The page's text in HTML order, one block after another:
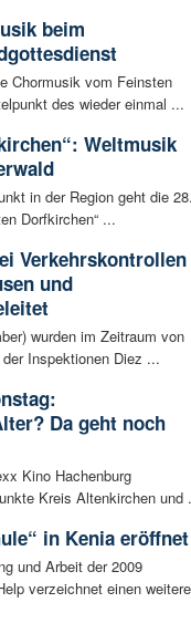
beim
Chormusik vom Feinsten
des wieder einmal ...
Weltmusik
in der Region geht die
Dorfkirchen“ ...
Verkehrskontrollen
und
wurden im Zeitraum von
Inspektionen Diez ...
Da geht noch
Kino Hachenburg
Kreis Altenkirchen und
in Kenia eröffnet
und Arbeit der 2009
verzeichnet einen